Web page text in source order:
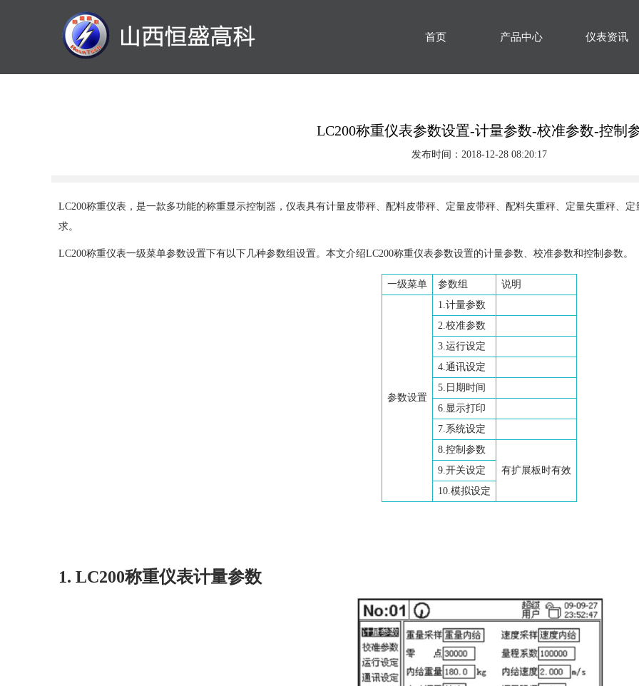
首页 产品中心 仪表资讯
LC200称重仪表参数设置-计量参数-校准参数-控制
发布时间：2018-12-28 08:20:17
LC200称重仪表，是一款多功能的称重显示控制器，仪表具有计量皮带秤、配料皮带秤、定量皮带秤、配料失重秤、定量失重秤、
求。
LC200称重仪表一级菜单参数设置下有以下几种参数组设置。本文介绍LC200称重仪表参数设置的计量参数、校准参数和控制参数。
一级菜单 参数组 说明
参数设置
1.计量参数
2.校准参数
3.运行设定
4.通讯设定
5.日期时间
6.显示打印
7.系统设定
8.控制参数
有扩展板时有效
9.开关设定
10.模拟设定
1. LC200称重仪表计量参数